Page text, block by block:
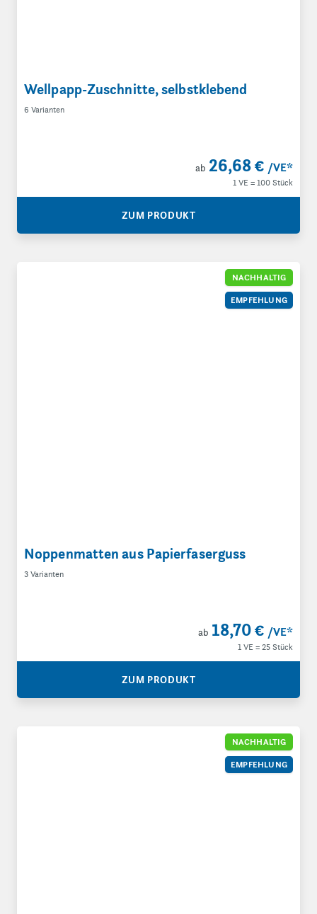
Wellpapp-Zuschnitte, selbstklebend
6 Varianten
ab 26,68 € /VE*
1 VE = 100 Stück
ZUM PRODUKT
NACHHALTIG
EMPFEHLUNG
Noppenmatten aus Papierfaserguss
3 Varianten
ab 18,70 € /VE*
1 VE = 25 Stück
ZUM PRODUKT
NACHHALTIG
EMPFEHLUNG
Wabenpapier Schutzhülle – Honeycomb Sleeve